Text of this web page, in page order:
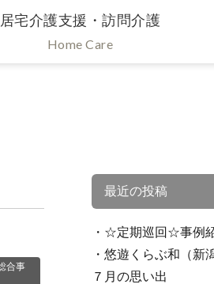
居宅介護支援・訪問介護
Home Care
合事
最近の投稿
☆定期巡回☆事例
悠遊くらぶ和（新
７月の思い出